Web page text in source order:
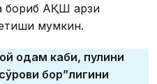
бориб АҚШ қарзи
мумкин.
одам каби, пулини
бор”лигини